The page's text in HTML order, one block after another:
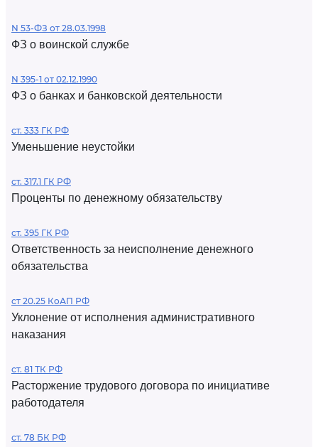
N 53-ФЗ от 28.03.1998
ФЗ о воинской службе
N 395-1 от 02.12.1990
ФЗ о банках и банковской деятельности
ст. 333 ГК РФ
Уменьшение неустойки
ст. 317.1 ГК РФ
Проценты по денежному обязательству
ст. 395 ГК РФ
Ответственность за неисполнение денежного
обязательства
ст 20.25 КоАП РФ
Уклонение от исполнения административного
наказания
ст. 81 ТК РФ
Расторжение трудового договора по инициативе
работодателя
ст. 78 БК РФ